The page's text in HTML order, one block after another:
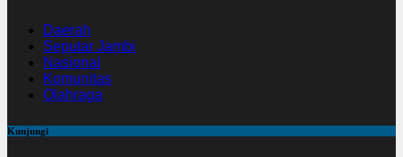
Daerah
Seputar Jambi
Nasional
Komunitas
Olahraga
Kunjungi